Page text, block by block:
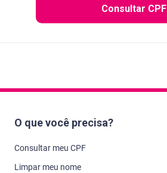
Consultar CPF
O que você precisa?
Consultar meu CPF
Limpar meu nome